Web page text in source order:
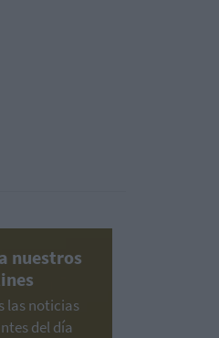
nuestros
las noticias
del día